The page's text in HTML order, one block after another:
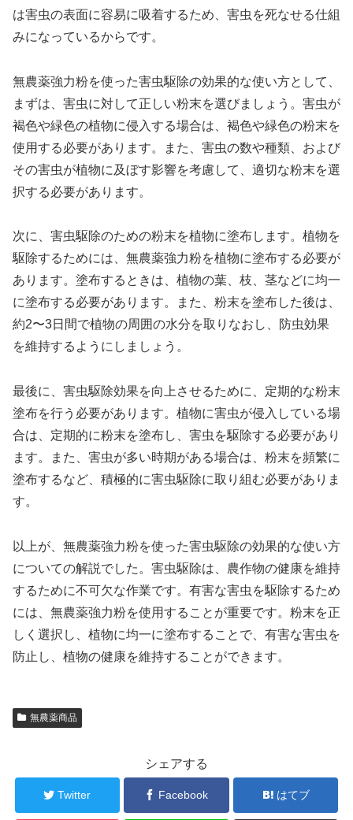
は害虫の表面に容易に吸着するため、害虫を死なせる仕組
みになっているからです。
無農薬強力粉を使った害虫駆除の効果的な使い方として、
まずは、害虫に対して正しい粉末を選びましょう。害虫が
褐色や緑色の植物に侵入する場合は、褐色や緑色の粉末を
使用する必要があります。また、害虫の数や種類、および
その害虫が植物に及ぼす影響を考慮して、適切な粉末を選
択する必要があります。
次に、害虫駆除のための粉末を植物に塗布します。植物を
駆除するためには、無農薬強力粉を植物に塗布する必要が
あります。塗布するときは、植物の葉、枝、茎などに均一
に塗布する必要があります。また、粉末を塗布した後は、
約2〜3日間で植物の周囲の水分を取りなおし、防虫効果
を維持するようにしましょう。
最後に、害虫駆除効果を向上させるために、定期的な粉末
塗布を行う必要があります。植物に害虫が侵入している場
合は、定期的に粉末を塗布し、害虫を駆除する必要があり
ます。また、害虫が多い時期がある場合は、粉末を頻繁に
塗布するなど、積極的に害虫駆除に取り組む必要がありま
す。
以上が、無農薬強力粉を使った害虫駆除の効果的な使い方
についての解説でした。害虫駆除は、農作物の健康を維持
するために不可欠な作業です。有害な害虫を駆除するため
には、無農薬強力粉を使用することが重要です。粉末を正
しく選択し、植物に均一に塗布することで、有害な害虫を
防止し、植物の健康を維持することができます。
無農薬商品
シェアする
Twitter Facebook はてブ